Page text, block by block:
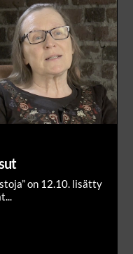
on 12.10. lisätty